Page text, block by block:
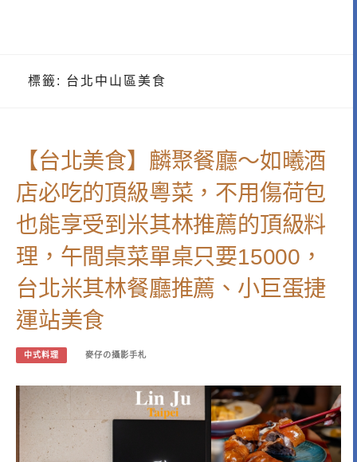
標籤: 台北中山區美食
【台北美食】麟聚餐廳～如曦酒
店必吃的頂級粵菜，不用傷荷包
也能享受到米其林推薦的頂級料
理，午間桌菜單桌只要15000，
台北米其林餐廳推薦、小巨蛋捷
運站美食
中式料理 麥仔の攝影手札